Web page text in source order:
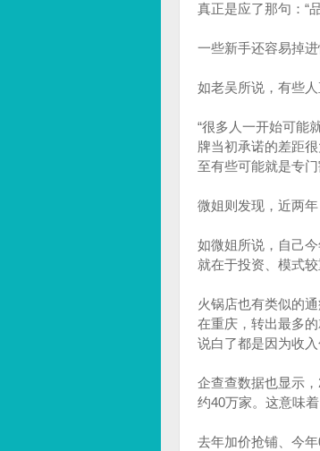
真正是应了那句：“
一些新手还容易掉进
如老吴所说，有些
“很多人一开始可能
牌当初承诺的差距
至有些可能就是专门
微姐则发现，近两
如微姐所说，自己
就在于投资、模式
火锅店也有类似的
在重庆，转出最多
说白了都是因为收
企查查数据也显示
约40万家。这意味
去年加价抢铺、今